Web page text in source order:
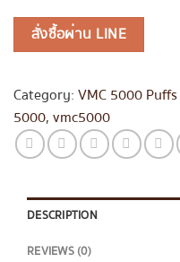
สั่งซื้อผ่าน LINE
Category:VMC 5000 Puffs
5000,vmc5000
DESCRIPTION
REVIEWS (0)